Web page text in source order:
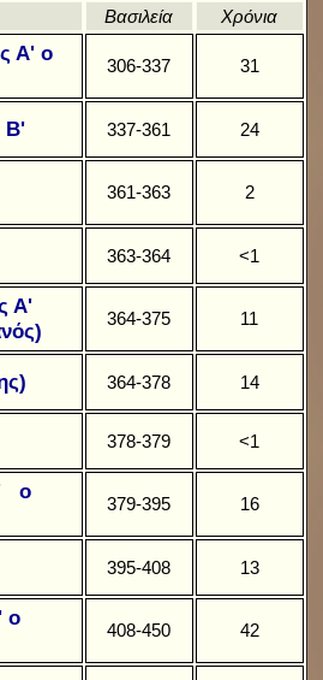
Βασιλεία Χρόνια
Α' ο
306-337 31
Β' 337-361 24
361-363 2
363-364 <1
Α'
364-375 11
364-378 14
378-379 <1
ο
379-395 16
395-408 13
ο
408-450 42